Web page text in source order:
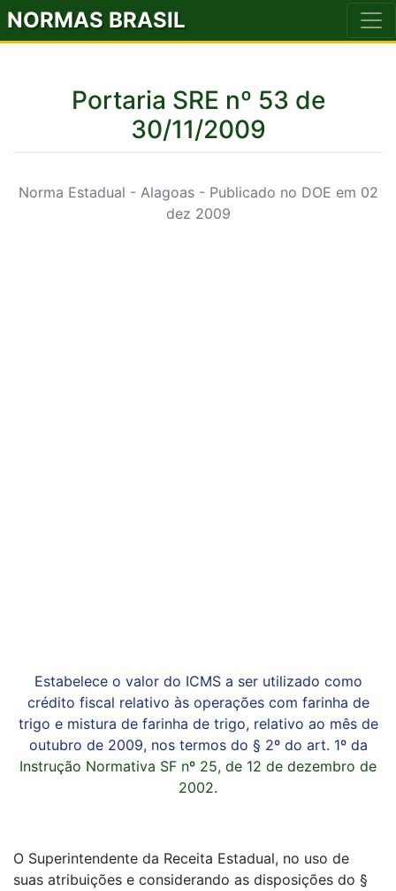
NORMAS BRASIL
Portaria SRE nº 53 de
30/11/2009
Norma Estadual - Alagoas - Publicado no DOE em 02
dez 2009
Estabelece o valor do ICMS a ser utilizado como
crédito fiscal relativo às operações com farinha de
trigo e mistura de farinha de trigo, relativo ao mês de
outubro de 2009, nos termos do § 2º do art. 1º da
Instrução Normativa SF nº 25, de 12 de dezembro de
2002.
O Superintendente da Receita Estadual, no uso de
suas atribuições e considerando as disposições do §